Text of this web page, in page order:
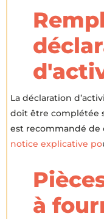
La déclaration
doit être complétée
est recommandé de
notice explicative po
à